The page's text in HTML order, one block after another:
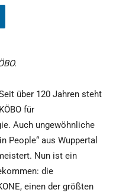
über 120 Jahren steht
KÖBO für
Auch ungewöhnliche
People“ aus Wuppertal
Nun ist ein
die
einen der größten